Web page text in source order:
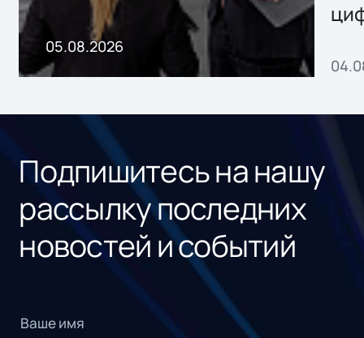
05.08.2026
Подпишитесь на нашу
рассылку последних
новостей и событий